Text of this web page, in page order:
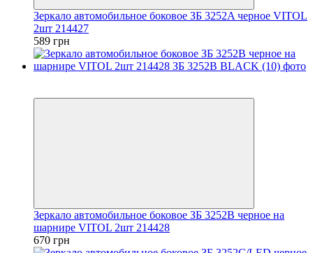
Зеркало автомобильное боковое ЗБ 3252A черное VITOL
2шт 214427
589 грн
Зеркало автомобильное боковое ЗБ 3252B черное на
шарнире VITOL 2шт 214428
670 грн